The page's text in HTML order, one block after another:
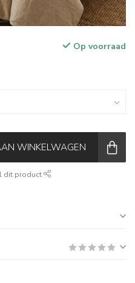
Op voorraad
WINKELWAGEN
dit product